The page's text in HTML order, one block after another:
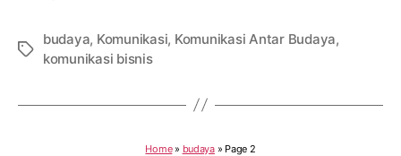
Tags
budaya, Komunikasi, Komunikasi Antar Budaya,
komunikasi bisnis
Home» budaya» Page 2